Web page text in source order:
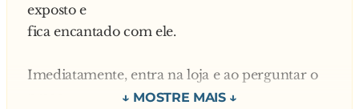
Fá cumprir sua eterna pena.
já tinha antes e foi levando sua vida sem pisar
em nenhum pato.
exposto e
fica encantado com ele.
Imediatamente, entra na loja e ao perguntar o